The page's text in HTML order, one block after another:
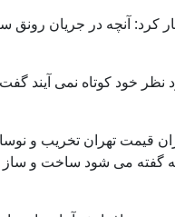
کرد: آنچه در جریان رونق
نظر خود کوتاه نمی آیند
شود که مسکن سازان ساختمان های زیر ۲۰ سال را در مناطق
گفته می شود ساخت و